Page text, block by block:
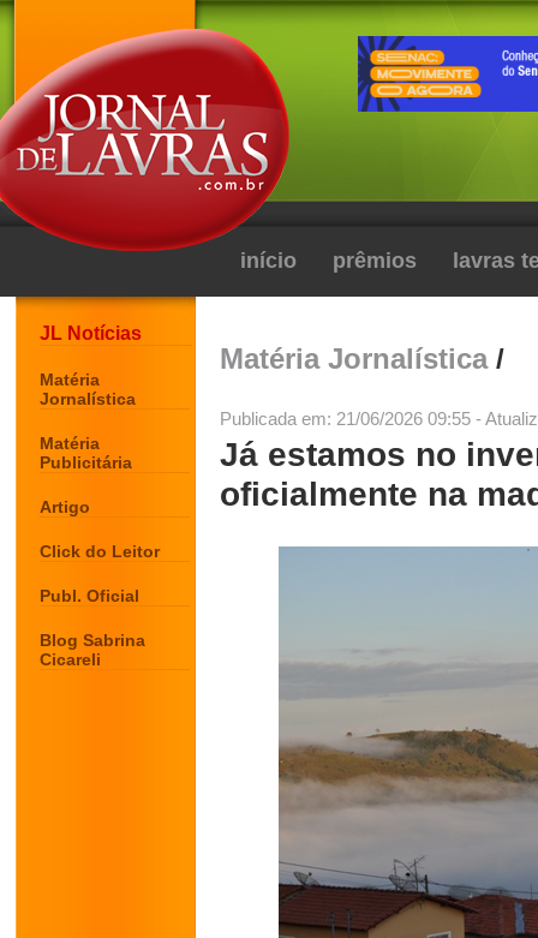
início prêmios lavras
JL Notícias
Matéria
Jornalística
Matéria
Publicitária
Artigo
Click do Leitor
Publ. Oficial
Blog Sabrina
Cicareli
Matéria Jornalística/
Publicada em: 21/06/2026 09:55 -
Já estamos no
oficialmente na